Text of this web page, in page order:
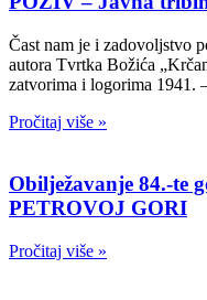
Čast nam je i zadovoljstvo
autora Tvrtka Božića
zatvorima i logorima 1941.
Pročitaj više »
Obilježavanje 84.-te
PETROVOJ GORI
Pročitaj više »